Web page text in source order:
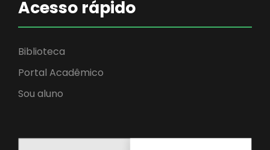
Acesso rápido
Biblioteca
Portal Acadêmico
Sou aluno